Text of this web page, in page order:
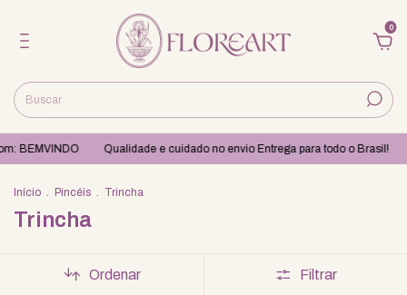
0
BEMVINDO Qualidade e cuidado no envio Entrega para todo o Brasil!
Início . Pincéis . Trincha
Trincha
Ordenar Filtrar